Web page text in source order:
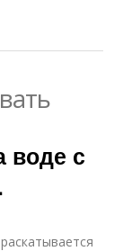
воде с